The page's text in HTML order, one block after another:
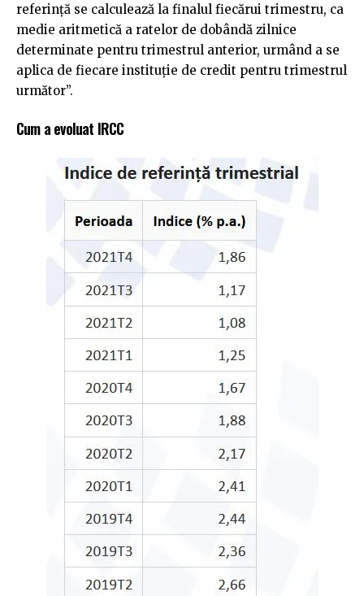
referinţă se calculează la finalul fiecărui trimestru, ca
medie aritmetică a ratelor de dobândă zilnice
determinate pentru trimestrul anterior, urmând a se
aplica de fiecare instituţie de credit pentru trimestrul
următor”.
Cum a evoluat IRCC